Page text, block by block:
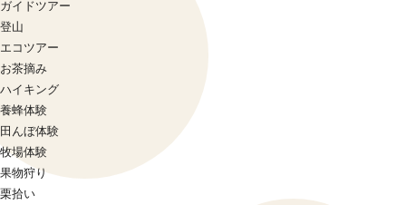
ガイドツアー
登山
エコツアー
お茶摘み
ハイキング
養蜂体験
田んぼ体験
牧場体験
果物狩り
栗拾い